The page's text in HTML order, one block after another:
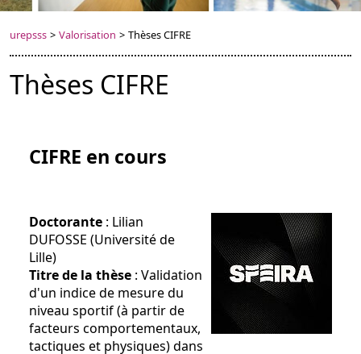
urepsss > Valorisation > Thèses CIFRE
Thèses CIFRE
CIFRE en cours
Doctorante : Lilian
DUFOSSE (Université de
Lille)
Titre de la thèse : Validation
d'un indice de mesure du
niveau sportif (à partir de
facteurs comportementaux,
tactiques et physiques) dans